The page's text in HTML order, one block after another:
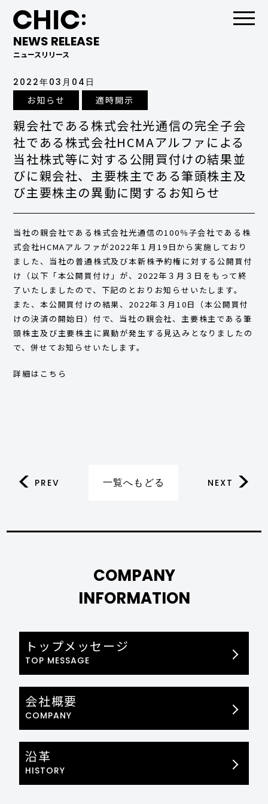
NEWS RELEASE
ニュースリリース
2022年03月04日
お知らせ
適時開示
親会社である株式会社光通信の完全子会
社である株式会社HCMAアルファによる
当社株式等に対する公開買付けの結果並
びに親会社、主要株主である筆頭株主及
び主要株主の異動に関するお知らせ
当社の親会社である株式会社光通信の100％子会社である株
式会社HCMAアルファが2022年１月19日から実施しており
ました、当社の普通株式及び本新株予約権に対する公開買付
け（以下「本公開買付け」が、2022年３月３日をもって終
了いたしましたので、下記のとおりお知らせいたします。
また、本公開買付けの結果、2022年３月10日（本公開買付
けの決済の開始日）付で、当社の親会社、主要株主である筆
頭株主及び主要株主に異動が発生する見込みとなりましたの
で、併せてお知らせいたします。
詳細はこちら
PREV 一覧へもどる NEXT
COMPANY
INFORMATION
トップメッセージ
TOP MESSAGE
会社概要
COMPANY
沿革
HISTORY